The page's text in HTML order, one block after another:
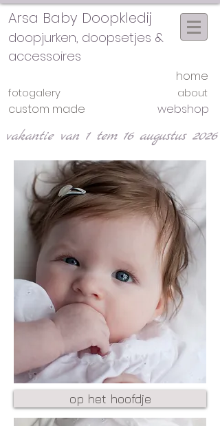
Arsa Baby Doopkledij
doopjurken, doopsetjes &
accessoires
home
fotogalery
custom made
about
webshop
vakantie van 1 tem 16 augustus 2026
op het hoofdje